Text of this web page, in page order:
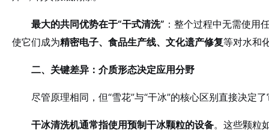
最大的共同优势在于“干式清洗” ：整个过程中无需使用
使它们成为精密电子、食品生产线、文化遗产修复等对水和
二、关键差异：介质形态决定应用分野
尽管原理相同，但“雪花”与“干冰”的核心区别直接决定
干冰清洗机通常指使用预制干冰颗粒的设备。这些颗粒